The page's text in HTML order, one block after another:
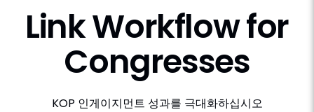
Link Medical Insights
Link Workflow
Congresses
Link Workflow for
Congresses
KOP 인게이지먼트 성과를 극대화하십시오